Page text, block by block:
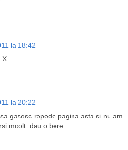
la 18:42
la 20:22
gasesc repede pagina asta si nu am
moolt .dau o bere.